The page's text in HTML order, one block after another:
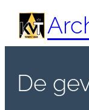
Spring
naar
de
De